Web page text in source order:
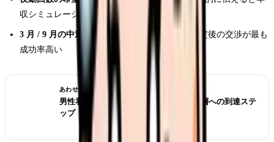
収シミュレーションが正確になる
3 月 / 9 月の中途査定タイミングを狙う
: 賞与査定後の交渉が最も
成功率高い
あわせて読みたい
男性看護師のキャリアパス｜師長 / 経営層への到達ステ
ップ